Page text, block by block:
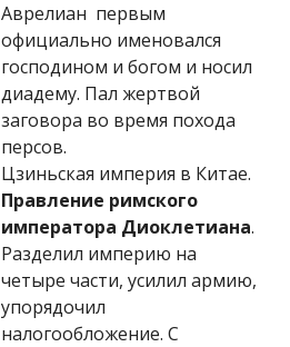
Аврелиан первым
официально именовался
господином и богом и носил
диадему. Пал жертвой
заговора во время похода
персов.
Цзиньская империя в Китае.
Правление римского
императора Диоклетиана.
Разделил империю на
четыре части, усилил армию,
упорядочил
налогообложение. С